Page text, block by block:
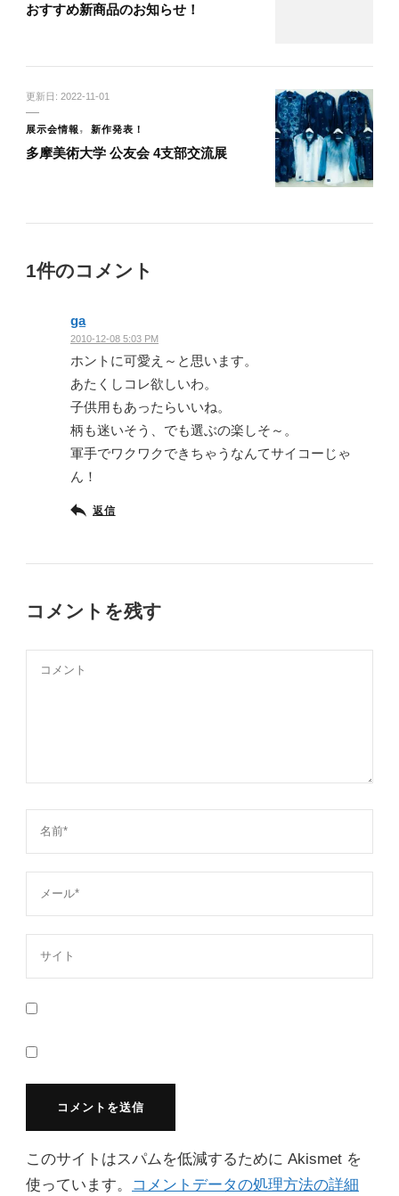
おすすめ新商品のお知らせ！
更新日: 2022-11-01
展示会情報 新作発表！
多摩美術大学 公友会 4支部交流展
1件のコメント
ga
2010-12-08 5:03 PM
ホントに可愛え～と思います。
あたくしコレ欲しいわ。
子供用もあったらいいね。
柄も迷いそう、でも選ぶの楽しそ～。
軍手でワクワクできちゃうなんてサイコーじゃ
ん！
返信
コメントを残す
このサイトはスパムを低減するために Akismet を
使っています。
コメントデータの処理方法の詳細